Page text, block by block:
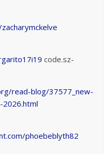
code.sz-
read-blog/37577_new-
phoebeblyth82